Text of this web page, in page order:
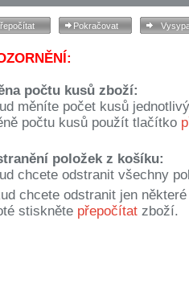
počtu kusů zboží:
měníte počet kusů
počtu kusů použít tlačítko
položek z košíku:
chcete odstranit všechny
chcete odstranit jen
stiskněte přepočítat zboží.